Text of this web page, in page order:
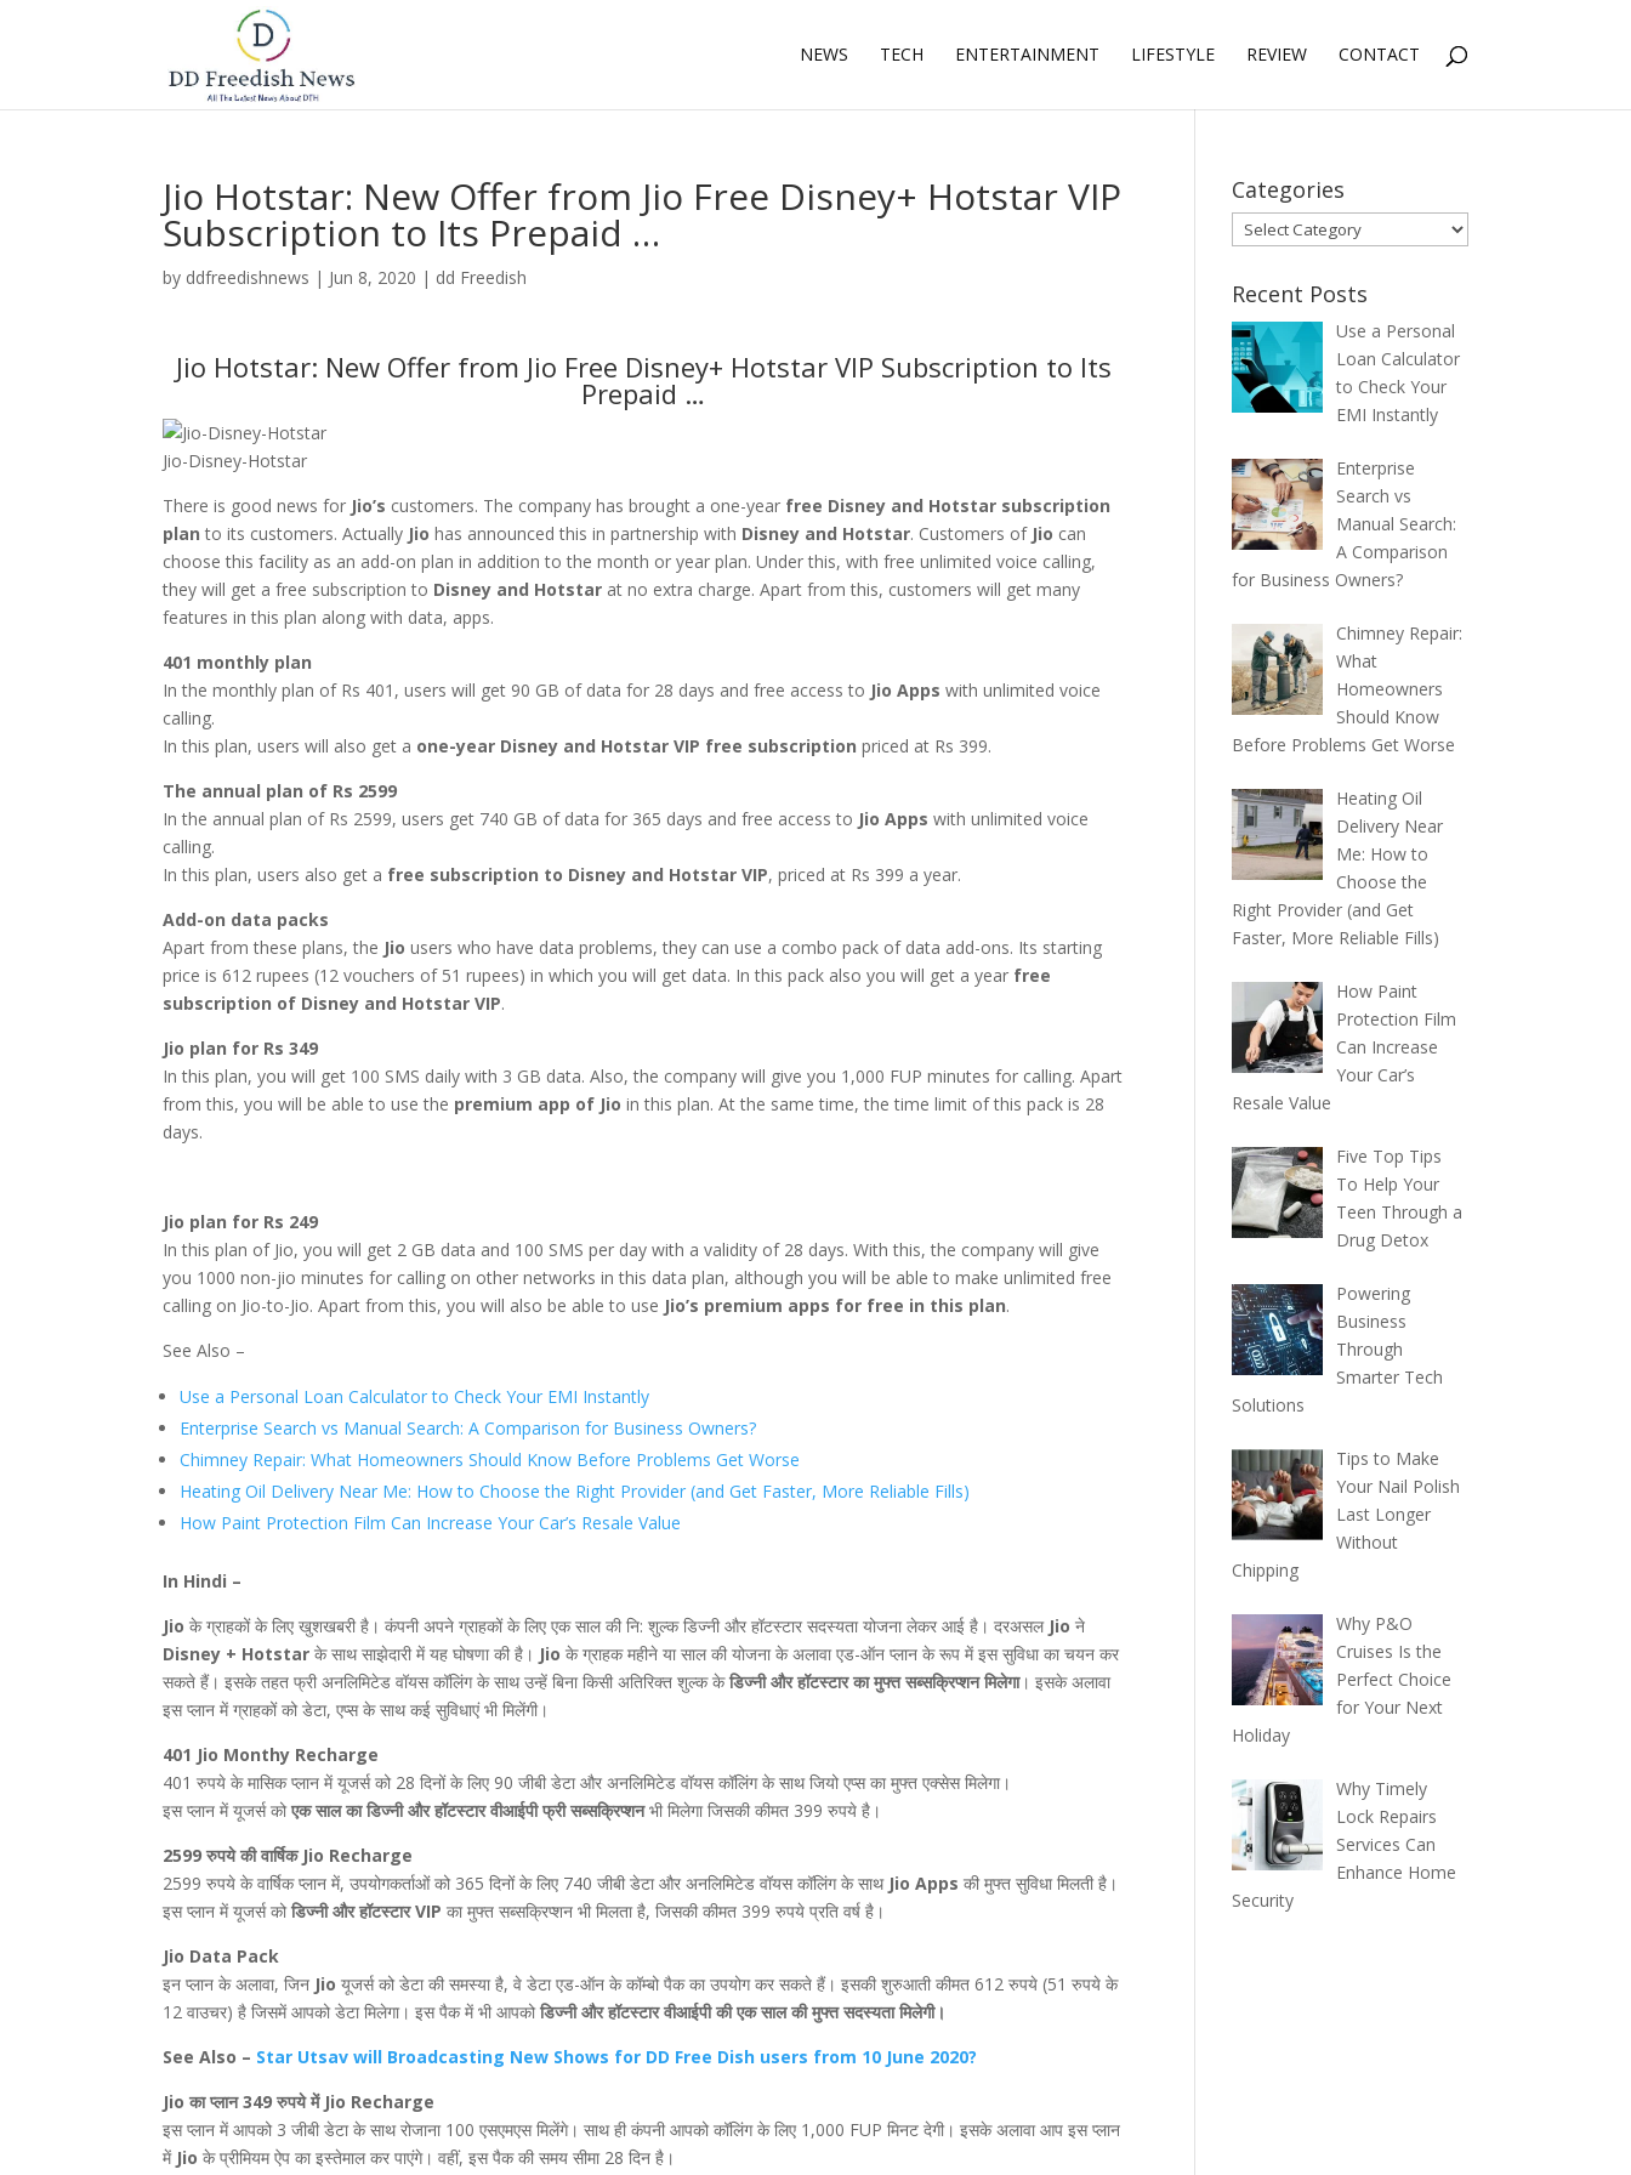
NEWS TECH ENTERTAINMENT LIFESTYLE REVIEW CONTACT
Jio Hotstar: New Offer from Jio Free Disney+ Hotstar VIP
Subscription to Its Prepaid …
by ddfreedishnews | Jun 8, 2020 | dd Freedish
Jio Hotstar: New Offer from Jio Free Disney+ Hotstar VIP Subscription to Its
Prepaid …
Jio-Disney-Hotstar
There is good news for Jio’s customers. The company has brought a one-year free Disney and Hotstar subscription
plan to its customers. Actually Jiohas announced this in partnership with Disney and Hotstar. Customers of Jio can
choose this facility as an add-on plan in addition to the month or year plan. Under this, with free unlimited voice calling,
they will get a free subscription to Disney and Hotstar at no extra charge. Apart from this, customers will get many
features in this plan along with data, apps.
401 monthly plan
In the monthly plan of Rs 401, users will get 90 GB of data for 28 days and free access to Jio Apps with unlimited voice
calling.
In this plan, users will also get a one-year Disney and Hotstar VIP free subscription priced at Rs 399.
The annual plan of Rs 2599
In the annual plan of Rs 2599, users get 740 GB of data for 365 days and free access to Jio Apps with unlimited voice
calling.
In this plan, users also get a free subscription to Disney and Hotstar VIP, priced at Rs 399 a year.
Add-on data packs
Apart from these plans, the Jiousers who have data problems, they can use a combo pack of data add-ons. Its starting
price is 612 rupees (12 vouchers of 51 rupees) in which you will get data. In this pack also you will get a year free
subscription of Disney and Hotstar VIP.
Jio plan for Rs 349
In this plan, you will get 100 SMS daily with 3 GB data. Also, the company will give you 1,000 FUP minutes for calling. Apart
from this, you will be able to use the premium app of Jioin this plan. At the same time, the time limit of this pack is 28
days.
Jio plan for Rs 249
In this plan of Jio, you will get 2 GB data and 100 SMS per day with a validity of 28 days. With this, the company will give
you 1000 non-jio minutes for calling on other networks in this data plan, although you will be able to make unlimited free
calling on Jio-to-Jio. Apart from this, you will also be able to use Jio’s premium apps for free in this plan.
See Also –
Use a Personal Loan Calculator to Check Your EMI Instantly
Enterprise Search vs Manual Search: A Comparison for Business Owners?
Chimney Repair: What Homeowners Should Know Before Problems Get Worse
Heating Oil Delivery Near Me: How to Choose the Right Provider (and Get Faster, More Reliable Fills)
How Paint Protection Film Can Increase Your Car’s Resale Value
In Hindi –
Jioके ग्राहकों के लिए खुशखबरी है। कंपनी अपने ग्राहकों के लिए एक साल की नि: शुल्क डिज्नी और हॉटस्टार सदस्यता योजना लेकर आई है। दरअसल Jioने
Disney + Hotstar के साथ साझेदारी में यह घोषणा की है। Jioके ग्राहक महीने या साल की योजना के अलावा एड-ऑन प्लान के रूप में इस सुविधा का चयन कर
सकते हैं। इसके तहत फ्री अनलिमिटेड वॉयस कॉलिंग के साथ उन्हें बिना किसी अतिरिक्त शुल्क केडिज्नी और हॉटस्टार का मुफ्त सब्सक्रिप्शन मिलेगा। इसके अलावा
इस प्लान में ग्राहकों को डेटा, एप्स के साथ कई सुविधाएं भी मिलेंगी।
401 Jio Monthy Recharge
401 रुपये के मासिक प्लान में यूजर्स को 28 दिनों के लिए 90 जीबी डेटा और अनलिमिटेड वॉयस कॉलिंग के साथ जियो एप्स का मुफ्त एक्सेस मिलेगा।
इस प्लान में यूजर्स कोएक साल का डिज्नी और हॉटस्टार वीआईपी फ्री सब्सक्रिप्शनभी मिलेगा जिसकी कीमत 399 रुपये है।
2599 रुपये की वार्षिक Jio Recharge
2599 रुपये के वार्षिक प्लान में, उपयोगकर्ताओं को 365 दिनों के लिए 740 जीबी डेटा और अनलिमिटेड वॉयस कॉलिंग के साथ Jio Apps की मुफ्त सुविधा मिलती है।
इस प्लान में यूजर्स कोडिज्नी और हॉटस्टार VIPका मुफ्त सब्सक्रिप्शन भी मिलता है, जिसकी कीमत 399 रुपये प्रति वर्ष है।
Jio Data Pack
इन प्लान के अलावा, जिन Jioयूजर्स को डेटा की समस्या है, वे डेटा एड-ऑन के कॉम्बो पैक का उपयोग कर सकते हैं। इसकी शुरुआती कीमत 612 रुपये (51 रुपये के
12 वाउचर) है जिसमें आपको डेटा मिलेगा। इस पैक में भी आपकोडिज्नी और हॉटस्टार वीआईपी की एक साल की मुफ्त सदस्यता मिलेगी।
See Also – Star Utsav will Broadcasting New Shows for DD Free Dish users from 10 June 2020?
Jio का प्लान 349 रुपये में Jio Recharge
इस प्लान में आपको 3 जीबी डेटा के साथ रोजाना 100 एसएमएस मिलेंगे। साथ ही कंपनी आपको कॉलिंग के लिए 1,000 FUP मिनट देगी। इसके अलावा आप इस प्लान
में Jioके प्रीमियम ऐप का इस्तेमाल कर पाएंगे। वहीं, इस पैक की समय सीमा 28 दिन है।
Categories
Categories
Recent Posts
Use a Personal
Loan Calculator
to Check Your
EMI Instantly
Enterprise
Search vs
Manual Search:
A Comparison
for Business Owners?
Chimney Repair:
What
Homeowners
Should Know
Before Problems Get Worse
Heating Oil
Delivery Near
Me: How to
Choose the
Right Provider (and Get
Faster, More Reliable Fills)
How Paint
Protection Film
Can Increase
Your Car’s
Resale Value
Five Top Tips
To Help Your
Teen Through a
Drug Detox
Powering
Business
Through
Smarter Tech
Solutions
Tips to Make
Your Nail Polish
Last Longer
Without
Chipping
Why P&O
Cruises Is the
Perfect Choice
for Your Next
Holiday
Why Timely
Lock Repairs
Services Can
Enhance Home
Security